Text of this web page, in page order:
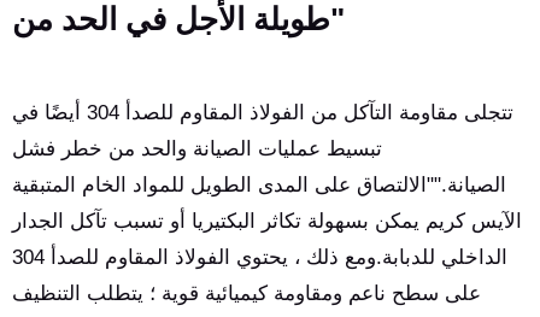
طويلة الأجل في الحد من"
تتجلى مقاومة التآكل من الفولاذ المقاوم للصدأ 304 أيضًا في
تبسيط عمليات الصيانة والحد من خطر فشل
الصيانة.""الالتصاق على المدى الطويل للمواد الخام المتبقية
الآيس كريم يمكن بسهولة تكاثر البكتيريا أو تسبب تآكل الجدار
الداخلي للدبابة.ومع ذلك ، يحتوي الفولاذ المقاوم للصدأ 304
على سطح ناعم ومقاومة كيميائية قوية ؛ يتطلب التنظيف